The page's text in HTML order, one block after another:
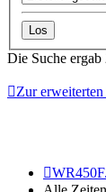
Die Suche ergab
Zur erweiterten